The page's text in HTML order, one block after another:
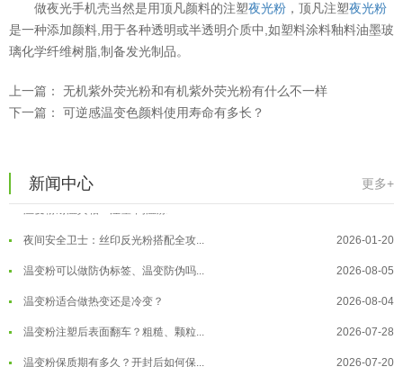
做夜光手机壳当然是用顶凡颜料的注塑夜光粉 ，顶凡注塑夜光粉
是一种添加颜料,用于各种透明或半透明介质中,如塑料涂料釉料油墨玻
璃化学纤维树脂,制备发光制品。
上一篇： 无机紫外荧光粉和有机紫外荧光粉有什么不一样
下一篇： 可逆感温变色颜料使用寿命有多长？
新闻中心 更多+
温变粉注塑后表面翻车？粗糙、颗粒... 2026-07-28
温变粉保质期有多久？开封后如何保...
温变粉大批量保存指南｜做对这几步...
温变粉"罢工"指南：为...
温变粉"烤"问：长期加...
温变粉耐温真相：注塑"高温炼... 2026-07-03
夜间安全卫士：丝印反光粉搭配全攻... 2026-01-20
温变粉可以做防伪标签、温变防伪吗... 2026-08-05
温变粉适合做热变还是冷变？ 2026-08-04
温变粉注塑后表面翻车？粗糙、颗粒... 2026-07-28
温变粉保质期有多久？开封后如何保... 2026-07-20
温变粉丝印到底用多少目网版？这篇... 2026-06-11
反光粉太久不用结块要怎么处理？ 2025-07-11
印花温变粉最适合用在什么行业上呢... 2025-06-20
油性反光粉怎么印花效果最好？ 2025-06-18
超细反光粉怎么印牢度才会更好？ 2025-06-11
反光粉是永久有效的吗？能用多久？ 2025-06-10